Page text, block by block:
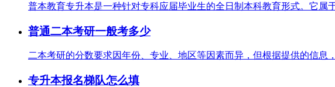
普本教育专升本是一种针对专科应届毕业生的全日制本科教育形式。它属
普通二本考研一般考多少
二本考研的分数要求因年份、专业、地区等因素而异，但根据提供的信息
专升本报名梯队怎么填